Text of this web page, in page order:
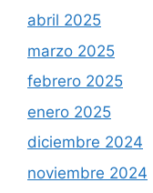
abril 2025
marzo 2025
febrero 2025
enero 2025
diciembre 2024
noviembre 2024